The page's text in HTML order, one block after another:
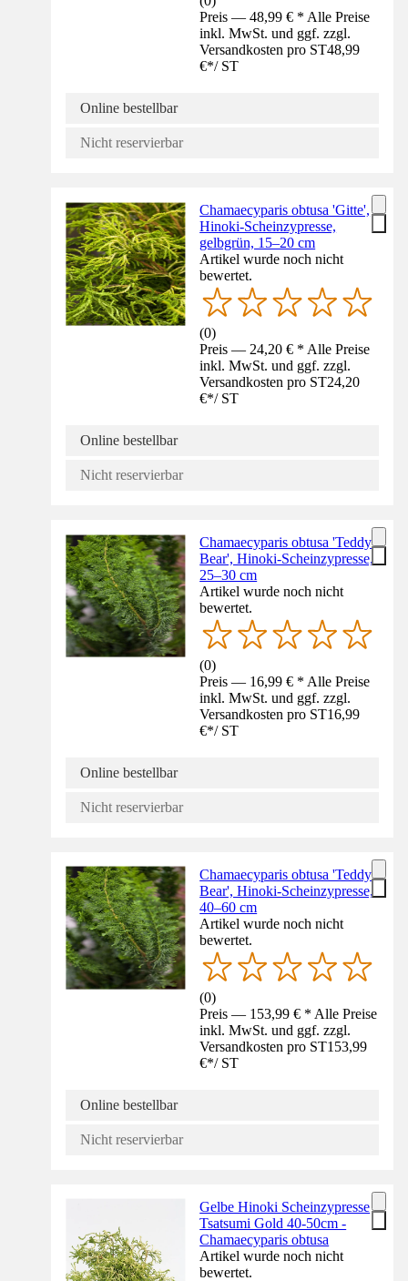
Preis — 48,99 € * Alle Preise
inkl. MwSt. und ggf. zzgl.
Versandkosten pro ST48,99
€*/ ST
Online bestellbar
Nicht reservierbar
Chamaecyparis obtusa 'Gitte',
Hinoki-Scheinzypresse,
gelbgrün, 15–20 cm
Artikel wurde noch nicht
bewertet.
(0)
Preis — 24,20 € * Alle Preise
inkl. MwSt. und ggf. zzgl.
Versandkosten pro ST24,20
€*/ ST
Online bestellbar
Nicht reservierbar
Chamaecyparis obtusa 'Teddy
Bear', Hinoki-Scheinzypresse,
25–30 cm
Artikel wurde noch nicht
bewertet.
(0)
Preis — 16,99 € * Alle Preise
inkl. MwSt. und ggf. zzgl.
Versandkosten pro ST16,99
€*/ ST
Online bestellbar
Nicht reservierbar
Chamaecyparis obtusa 'Teddy
Bear', Hinoki-Scheinzypresse,
40–60 cm
Artikel wurde noch nicht
bewertet.
(0)
Preis — 153,99 € * Alle Preise
inkl. MwSt. und ggf. zzgl.
Versandkosten pro ST153,99
€*/ ST
Online bestellbar
Nicht reservierbar
Gelbe Hinoki Scheinzypresse
Tsatsumi Gold 40-50cm -
Chamaecyparis obtusa
Artikel wurde noch nicht
bewertet.